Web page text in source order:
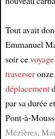
Article
Tout avait
Emmanuel
soir ce
traverseronze
déplacement
par sa durée
Pont-à-
Mézières,